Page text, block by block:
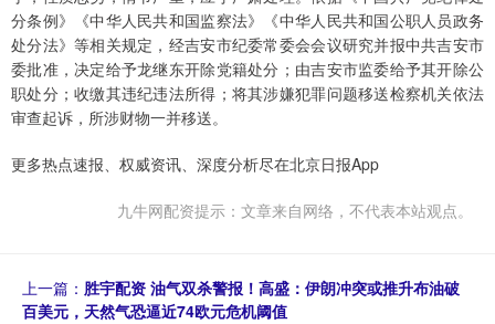
分条例》《中华人民共和国监察法》《中华人民共和国公职人员政务
处分法》等相关规定，经吉安市纪委常委会会议研究并报中共吉安市
委批准，决定给予龙继东开除党籍处分；由吉安市监委给予其开除公
职处分；收缴其违纪违法所得；将其涉嫌犯罪问题移送检察机关依法
审查起诉，所涉财物一并移送。
更多热点速报、权威资讯、深度分析尽在北京日报App
九牛网配资提示：文章来自网络，不代表本站观点。
上一篇： 胜宇配资 油气双杀警报！高盛：伊朗冲突或推升布油破
百美元，天然气恐逼近74欧元危机阈值